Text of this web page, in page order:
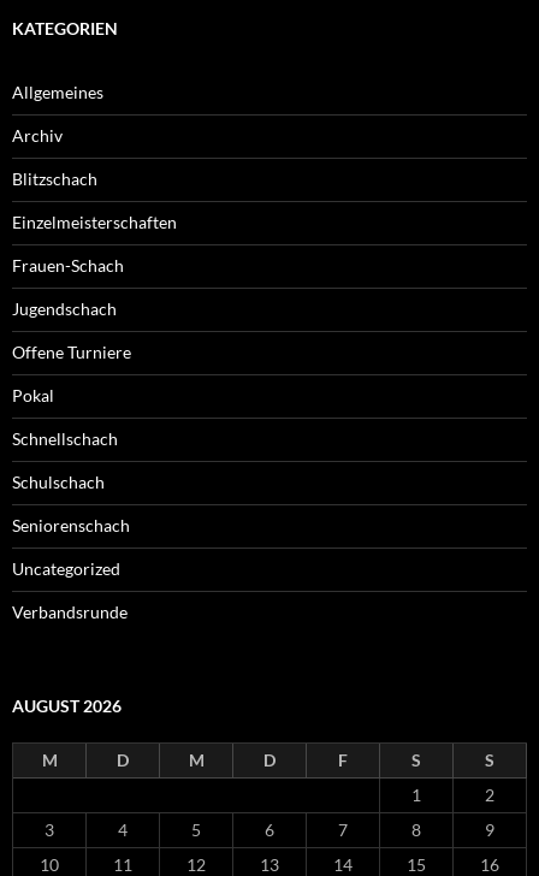
KATEGORIEN
Allgemeines
Archiv
Blitzschach
Einzelmeisterschaften
Frauen-Schach
Jugendschach
Offene Turniere
Pokal
Schnellschach
Schulschach
Seniorenschach
Uncategorized
Verbandsrunde
AUGUST 2026
M D M D F S
S
1
2
3
4 5 6 7 8
9
10
11 12 13 14 15
16